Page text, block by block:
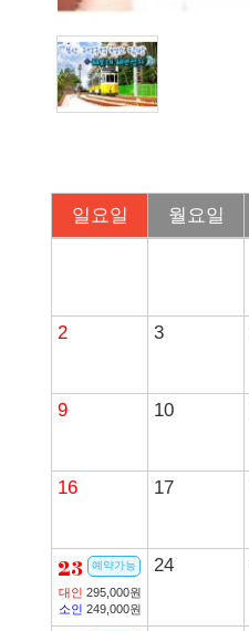
일요일 월요일
2 3
9 10
16 17
23 예약가능
대인 295,000원
소인 249,000원
24